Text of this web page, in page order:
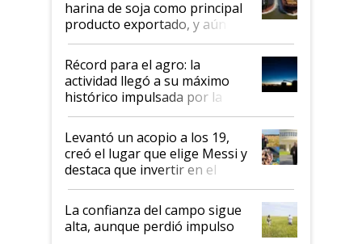
harina de soja como principal
producto exportado, y aún así
el agro aportó casi seis de cada
diez dólares y sostuvo el
liderazgo en un semestre
récord
Récord para el agro: la
actividad llegó a su máximo
histórico impulsada por la
cosecha y las exportaciones
Levantó un acopio a los 19,
creó el lugar que elige Messi y
destaca que invertir en el
kirchnerismo era como "darle
plata a un hijo para droga":
Juan Félix Rossetti, el libertario
que de una dura crisis salió
La confianza del campo sigue
alta, aunque perdió impulso